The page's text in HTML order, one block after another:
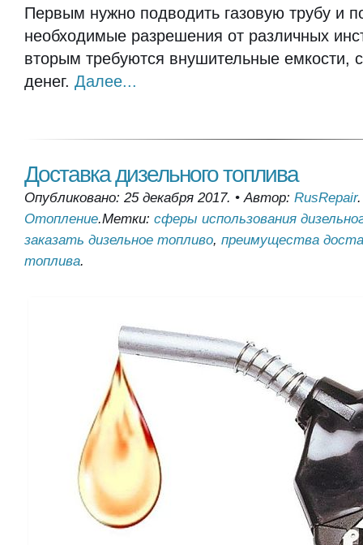
Первым нужно подводить газовую трубу и
необходимые разрешения от различных
вторым требуются внушительные емкости,
денег. Далее...
Доставка дизельного топлива
Опубликовано: 25 декабря 2017. •Автор: RusRepair.
Отопление.Метки: cферы использования
заказать дизельное топливо, преимущества
топлива.